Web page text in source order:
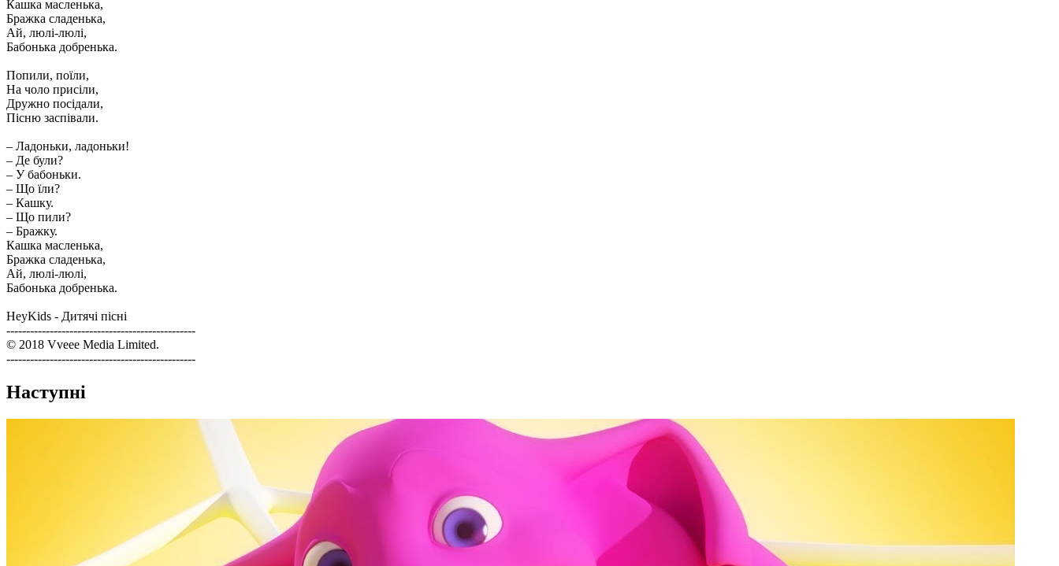
Кашка масленька,
Бражка сладенька,
Ай, люлі-люлі,
Бабонька добренька.
Попили, поїли,
На чоло присіли,
Дружно посідали,
Пісню заспівали.
– Ладоньки, ладоньки!
– Де були?
– У бабоньки.
– Що їли?
– Кашку.
– Що пили?
– Бражку.
Кашка масленька,
Бражка сладенька,
Ай, люлі-люлі,
Бабонька добренька.
HeyKids - Дитячі пісні
------------------------------------------------
© 2018 Vveee Media Limited.
------------------------------------------------
Наступні